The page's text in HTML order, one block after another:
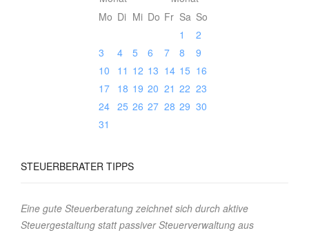
Mo Di Mi Do Fr Sa So
1
2
3
4 5 6 7 8
9
10
11 12 13 14 15 16
17
18 19 20 21 22 23
24 25 26 27 28 29 30
31
STEUERBERATER TIPPS
Eine gute Steuerberatung zeichnet sich durch aktive
Steuergestaltung statt passiver Steuerverwaltung aus